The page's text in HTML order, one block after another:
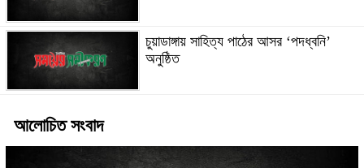
চুয়াডাঙ্গায় সাহিত্য পাঠের আসর ‘পদধ্বনি’
অনুষ্ঠিত
আলোচিত সংবাদ